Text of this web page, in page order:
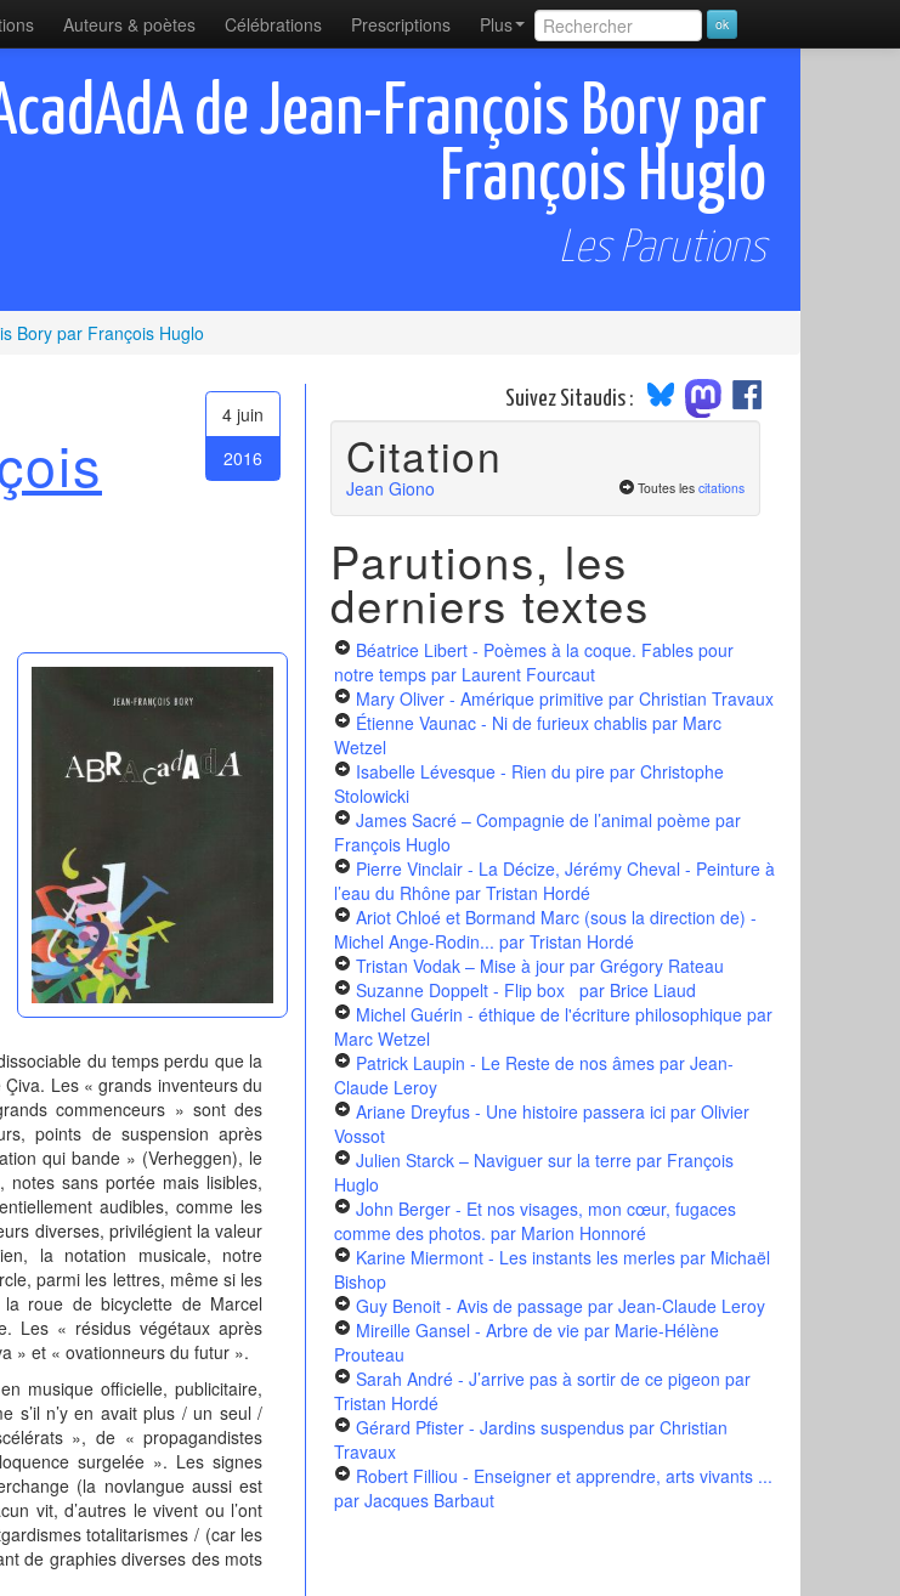
Auteurs & poètes Célébrations Prescriptions Plus
de Jean-François Bory par
François Huglo
Les Parutions
Bory par François Huglo
4 juin
2016
du temps perdu que la
Les « grands inventeurs du
commenceurs » sont des
points de suspension après
qui bande » (Verheggen), le
notes sans portée mais lisibles,
audibles, comme les
diverses, privilégient la valeur
la notation musicale, notre
parmi les lettres, même si les
roue de bicyclette de Marcel
Les « résidus végétaux après
» et « ovationneurs du futur ».
officielle, publicitaire,
s’il n’y en avait plus / un seul /
», de « propagandistes
surgelée ». Les signes
(la novlangue aussi est
vit, d’autres le vivent ou l’ont
totalitarismes / (car les
de graphies diverses des mots
Suivez Sitaudis :
Citation
Jean Giono Toutes les citations
Parutions, les
derniers textes
Béatrice Libert - Poèmes à la coque. Fables pour
notre tempspar Laurent Fourcaut
Mary Oliver - Amérique primitivepar Christian Travaux
Étienne Vaunac - Ni de furieux chablispar Marc
Wetzel
Isabelle Lévesque - Rien du pirepar Christophe
Stolowicki
James Sacré – Compagnie de l’animal poèmepar
François Huglo
Pierre Vinclair - La Décize, Jérémy Cheval - Peinture à
l’eau du Rhônepar Tristan Hordé
Ariot Chloé et Bormand Marc (sous la direction de) -
Michel Ange-Rodin... par Tristan Hordé
Tristan Vodak – Mise à jourpar Grégory Rateau
Suzanne Doppelt - Flip box par Brice Liaud
Michel Guérin - éthique de l'écriture philosophiquepar
Marc Wetzel
Patrick Laupin - Le Reste de nos âmespar Jean-
Claude Leroy
Ariane Dreyfus - Une histoire passera icipar Olivier
Vossot
Julien Starck – Naviguer sur la terrepar François
Huglo
John Berger - Et nos visages, mon cœur, fugaces
comme des photos. par Marion Honnoré
Karine Miermont - Les instants les merlespar Michaël
Bishop
Guy Benoit - Avis de passagepar Jean-Claude Leroy
Mireille Gansel - Arbre de viepar Marie-Hélène
Prouteau
Sarah André - J’arrive pas à sortir de ce pigeon par
Tristan Hordé
Gérard Pfister - Jardins suspenduspar Christian
Travaux
Robert Filliou - Enseigner et apprendre, arts vivants ...
par Jacques Barbaut